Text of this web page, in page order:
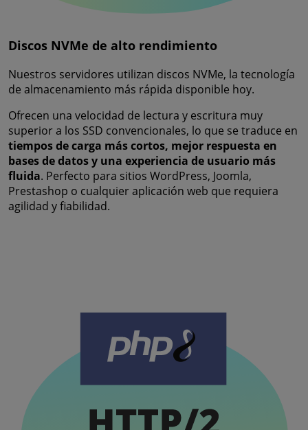
Discos NVMe de alto rendimiento
Nuestros servidores utilizan discos NVMe, la tecnología
de almacenamiento más rápida disponible hoy.
Ofrecen una velocidad de lectura y escritura muy
superior a los SSD convencionales, lo que se traduce en
tiempos de carga más cortos, mejor respuesta en
bases de datos y una experiencia de usuario más
fluida. Perfecto para sitios WordPress, Joomla,
Prestashop o cualquier aplicación web que requiera
agilidad y fiabilidad.